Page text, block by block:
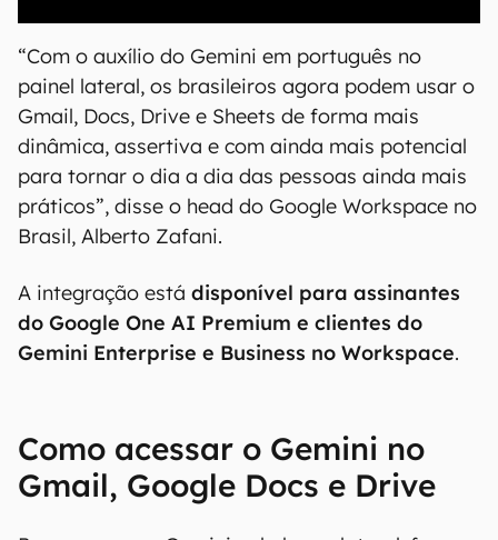
“Com o auxílio do Gemini em português no
painel lateral, os brasileiros agora podem usar o
Gmail, Docs, Drive e Sheets de forma mais
dinâmica, assertiva e com ainda mais potencial
para tornar o dia a dia das pessoas ainda mais
práticos”, disse o head do Google Workspace no
Brasil, Alberto Zafani.
A integração está disponível para assinantes
do Google One AI Premium e clientes do
Gemini Enterprise e Business no Workspace.
Como acessar o Gemini no
Gmail, Google Docs e Drive